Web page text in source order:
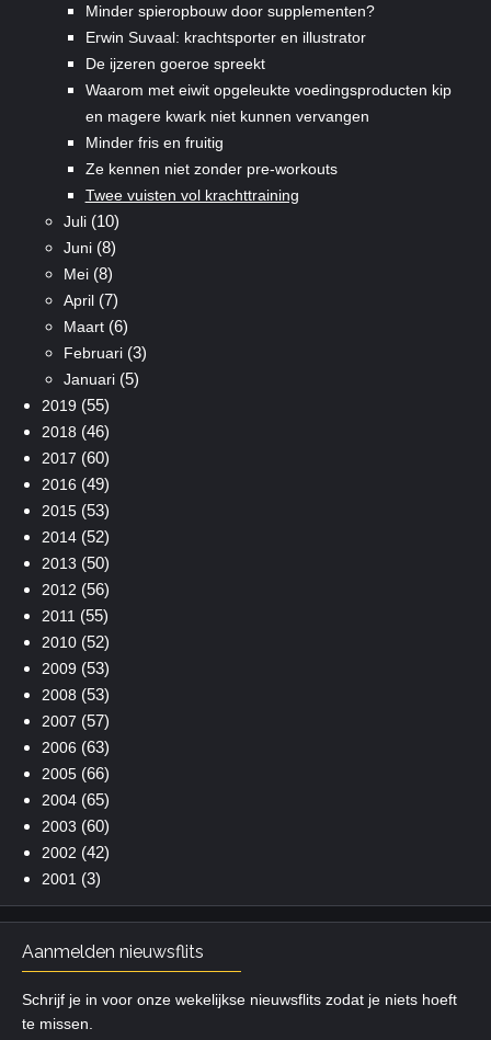
Minder spieropbouw door supplementen?
Erwin Suvaal: krachtsporter en illustrator
De ijzeren goeroe spreekt
Waarom met eiwit opgeleukte voedingsproducten kip
en magere kwark niet kunnen vervangen
Minder fris en fruitig
Ze kennen niet zonder pre-workouts
Twee vuisten vol krachttraining
Juli(10)
Juni(8)
Mei(8)
April(7)
Maart(6)
Februari(3)
Januari(5)
2019 (55)
2018 (46)
2017 (60)
2016 (49)
2015(53)
2014(52)
2013 (50)
2012 (56)
2011 (55)
2010(52)
2009 (53)
2008 (53)
2007 (57)
2006 (63)
2005(66)
2004(65)
2003 (60)
2002 (42)
2001 (3)
Aanmelden nieuwsflits
Schrijf je in voor onze wekelijkse nieuwsflits zodat je niets hoeft
te missen.